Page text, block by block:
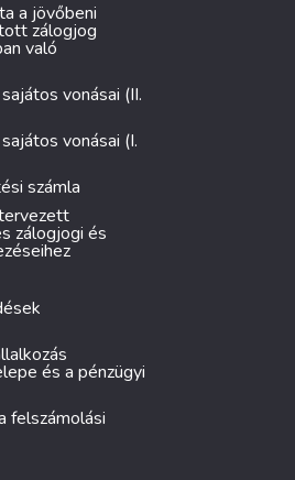
a jövőbeni
zálogjog
való
vonásai (II.
vonásai (I.
számla
zálogjogi és
és a pénzügyi
felszámolási